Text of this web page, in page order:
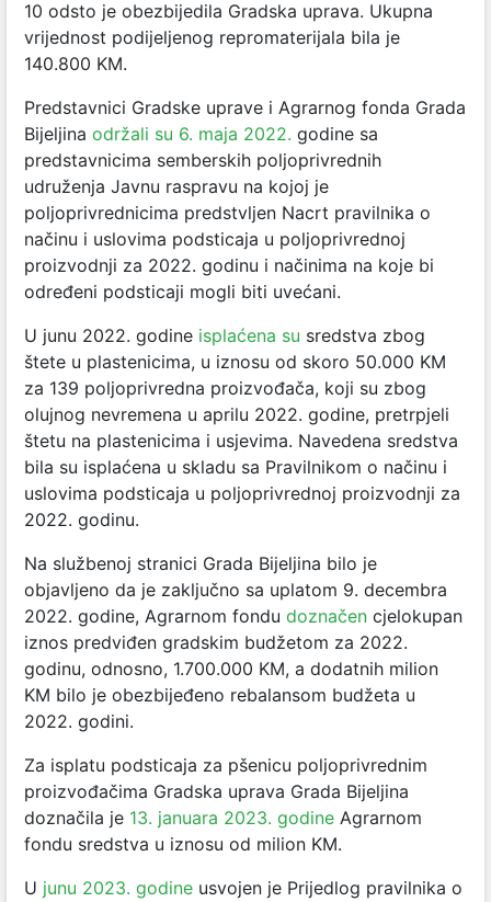
10 odsto je obezbijedila Gradska uprava. Ukupna
vrijednost podijeljenog repromaterijala bila je
140.800 KM.
Predstavnici Gradske uprave i Agrarnog fonda Grada
Bijeljina održali su 6. maja 2022. godine sa
predstavnicima semberskih poljoprivrednih
udruženja Javnu raspravu na kojoj je
poljoprivrednicima predstvljen Nacrt pravilnika o
načinu i uslovima podsticaja u poljoprivrednoj
proizvodnji za 2022. godinu i načinima na koje bi
određeni podsticaji mogli biti uvećani.
U junu 2022. godine isplaćena su sredstva zbog
štete u plastenicima, u iznosu od skoro 50.000 KM
za 139 poljoprivredna proizvođača, koji su zbog
olujnog nevremena u aprilu 2022. godine, pretrpjeli
štetu na plastenicima i usjevima. Navedena sredstva
bila su isplaćena u skladu sa Pravilnikom o načinu i
uslovima podsticaja u poljoprivrednoj proizvodnji za
2022. godinu.
Na službenoj stranici Grada Bijeljina bilo je
objavljeno da je zaključno sa uplatom 9. decembra
2022. godine, Agrarnom fondu doznačen cjelokupan
iznos predviđen gradskim budžetom za 2022.
godinu, odnosno, 1.700.000 KM, a dodatnih milion
KM bilo je obezbijeđeno rebalansom budžeta u
2022. godini.
Za isplatu podsticaja za pšenicu poljoprivrednim
proizvođačima Gradska uprava Grada Bijeljina
doznačila je 13. januara 2023. godine Agrarnom
fondu sredstva u iznosu od milion KM.
U junu 2023. godine usvojen je Prijedlog pravilnika o